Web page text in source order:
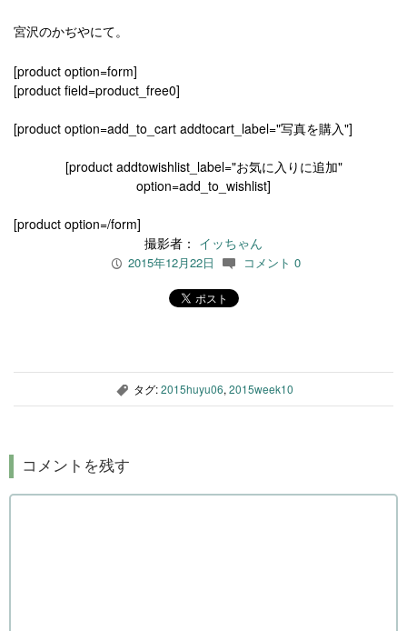
宮沢のかぢやにて。
[product option=form]
[product field=product_free0]
[product option=add_to_cart addtocart_label="写真を購入"]
[product addtowishlist_label="お気に入りに追加"
option=add_to_wishlist]
[product option=/form]
撮影者： イッちゃん
P 2015年12月22日 c コメント 0
, タグ:2015huyu06, 2015week10
コメントを残す